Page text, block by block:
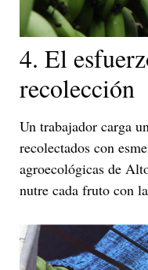
4. El
recolección
Un trabajador carga
recolectados con
agroecológicas de
nutre cada fruto con